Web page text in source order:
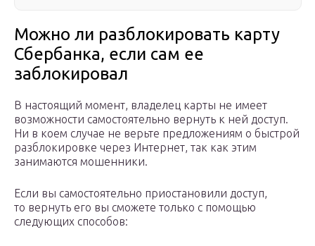
Можно ли разблокировать карту
Сбербанка, если сам ее
заблокировал
В настоящий момент, владелец карты не имеет
возможности самостоятельно вернуть к ней доступ.
Ни в коем случае не верьте предложениям о быстрой
разблокировке через Интернет, так как этим
занимаются мошенники.
Если вы самостоятельно приостановили доступ,
то вернуть его вы сможете только с помощью
следующих способов: